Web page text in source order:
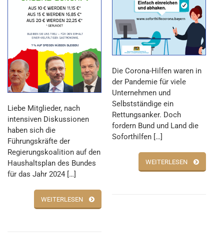
Liebe Mitglieder, nach
intensiven Diskussionen
haben sich die
Führungskräfte der
Regierungskoalition auf den
Haushaltsplan des Bundes
für das Jahr 2024 […]
WEITERLESEN
Die Corona-Hilfen waren in
der Pandemie für viele
Unternehmen und
Selbstständige ein
Rettungsanker. Doch
fordern Bund und Land die
Soforthilfen […]
WEITERLESEN